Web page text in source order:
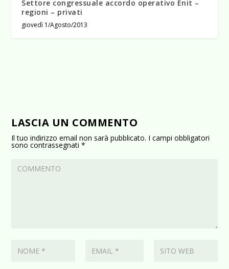
Settore congressuale accordo operativo Enit –
regioni – privati
giovedì 1/Agosto/2013
LASCIA UN COMMENTO
Il tuo indirizzo email non sarà pubblicato. I campi obbligatori
sono contrassegnati*